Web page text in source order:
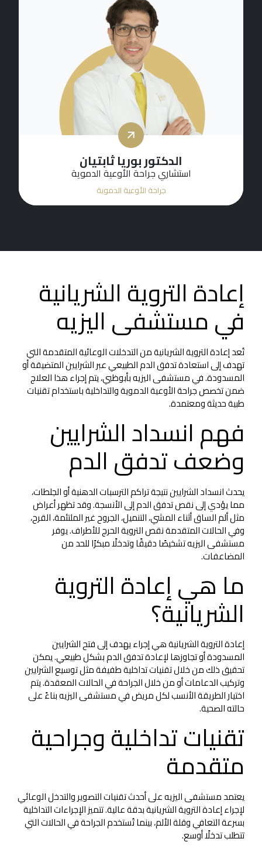
الدكتور بوريا ثابتيان
استشاري جراحة الأوعية الدموية
جراحة الأوعية الدموية
إعادة التروية الشريانية
في مستشفى اليزيه
تُعد إعادة التروية الشريانية من التدخلات الوعائية المتقدمة التي
تهدف إلى استعادة تدفق الدم الطبيعي عبر الشرايين المتضيقة أو
المسدودة. في مستشفى اليزيه بأبوظبي، يتم إجراء هذا العلاج
ضمن تخصص جراحة الأوعية الدموية والتداخلية باستخدام تقنيات
طبية حديثة ومعتمدة.
فهم انسداد الشرايين
وضعف تدفق الدم
يحدث انسداد الشرايين نتيجة تراكم الترسبات الدهنية أو الجلطات،
مما يؤدي إلى نقص تدفق الدم إلى الأنسجة. وقد تظهر أعراض
مثل ألم الساق أثناء المشي، التنميل، الجروح غير الملتئمة، القرح،
وفي الحالات المتقدمة نقص التروية الحرج للأطراف. يوفر
مستشفى اليزيه تشخيصًا دقيقًا وتدخلًا مبكرًا للحد من
المضاعفات.
ما هي إعادة التروية
الشريانية؟
إعادة التروية الشريانية هي إجراء يهدف إلى فتح الشرايين
المسدودة أو تجاوزها لإعادة تدفق الدم بشكل طبيعي. يمكن
تحقيق ذلك من خلال تقنيات تداخلية طفيفة مثل توسيع الشرايين
وتركيب الدعامات أو من خلال الجراحة في الحالات المعقدة. يتم
اختيار الطريقة الأنسب لكل مريض في مستشفى اليزيه بناءً على
حالته الصحية.
تقنيات تداخلية وجراحية
متقدمة
يعتمد مستشفى اليزيه على أحدث تقنيات التصوير والتدخل الوعائي
لإجراء إعادة التروية الشريانية بدقة عالية. تتميز الإجراءات التداخلية
بسرعة التعافي وقلة الألم، بينما تُستخدم الجراحة في الحالات التي
تتطلب تدخلًا أوسع.